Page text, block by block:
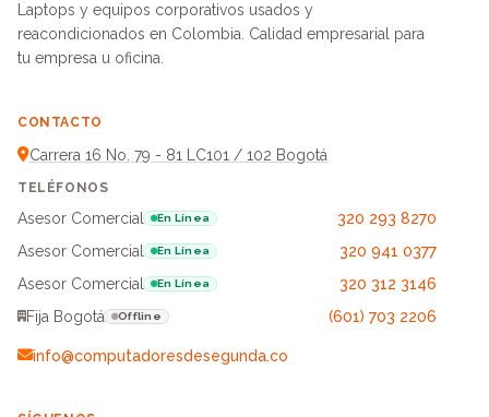
Laptops y equipos corporativos usados y
reacondicionados en Colombia. Calidad empresarial para
tu empresa u oficina.
CONTACTO
Carrera 16 No. 79 - 81 LC101 / 102 Bogotá
TELÉFONOS
Asesor Comercial En Línea
320 293 8270
Asesor Comercial
En Línea
320 941 0377
Asesor Comercial
En Línea
320 312 3146
Fija Bogotá
Offline (601) 703 2206
info@computadoresdesegunda.co